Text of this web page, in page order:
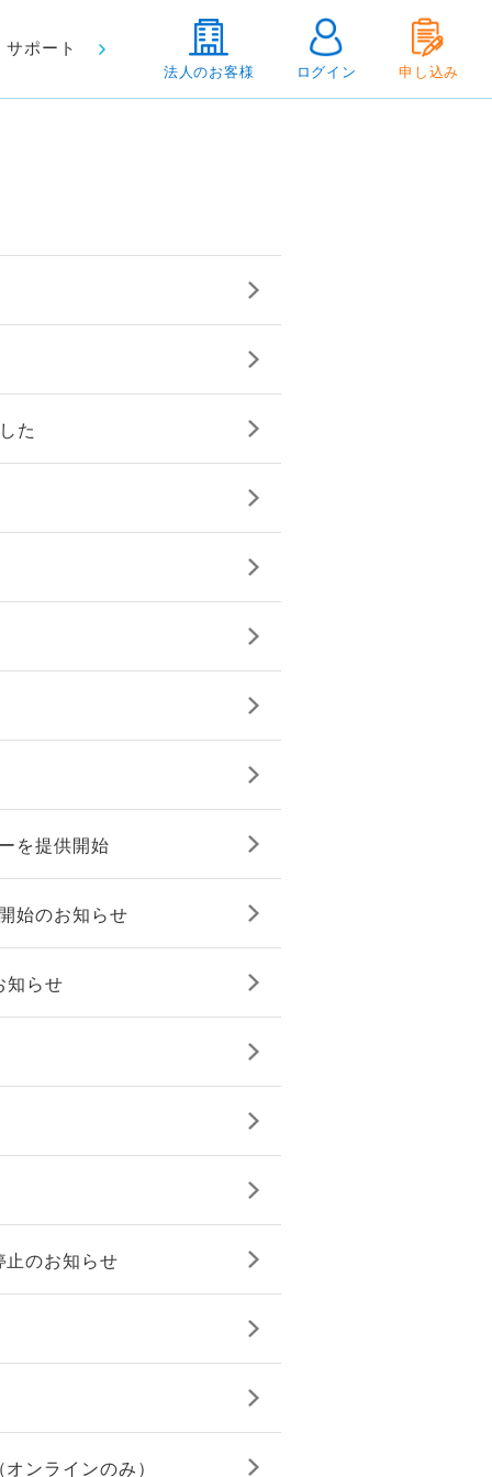
サポート
法人のお客様 ログイン 申し込み
た
を提供開始
始のお知らせ
知らせ
止のお知らせ
ンラインのみ）